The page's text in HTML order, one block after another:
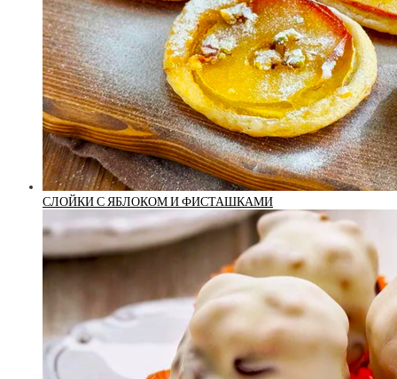
СЛОЙКИ С ЯБЛОКОМ И ФИСТАШКАМИ